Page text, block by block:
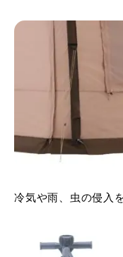
冷気や雨、虫の侵入